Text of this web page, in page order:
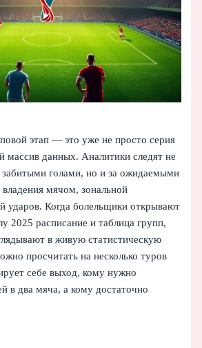
этап — это уже не просто серия
массив данных. Аналитики следят не
забитыми голами, но и за ожидаемыми
мячом, зональной
ударов. Когда болельщики открывают
2025 расписание и таблица групп,
в живую статистическую
просчитать на несколько туров
себе выход, кому нужно
в два мяча, а кому достаточно